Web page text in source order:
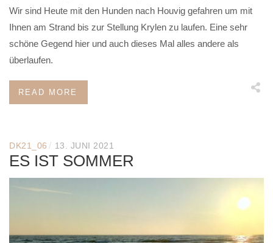
Wir sind Heute mit den Hunden nach Houvig gefahren um mit
Ihnen am Strand bis zur Stellung Krylen zu laufen. Eine sehr
schöne Gegend hier und auch dieses Mal alles andere als
überlaufen.
READ MORE
DK21_06 / 13. JUNI 2021
ES IST SOMMER